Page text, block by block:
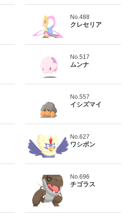
No.488
クレセリア
No.517
ムンナ
No.557
イシズマイ
No.627
ワシボン
No.696
チゴラス